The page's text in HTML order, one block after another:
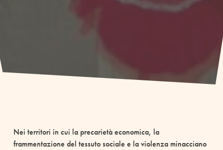
Nei territori in cui la precarietà economica, la
frammentazione del tessuto sociale e la violenza minacciano